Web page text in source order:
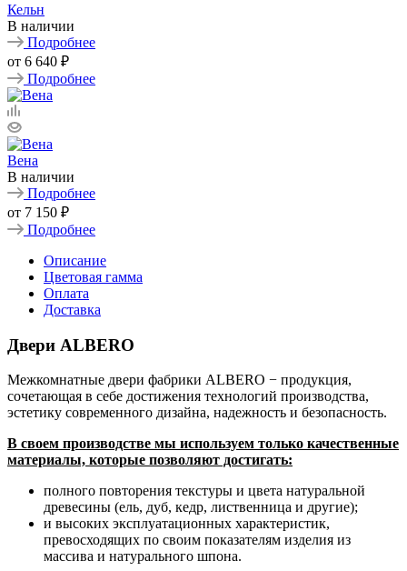
Кельн
В наличии
Подробнее
от 6 640 ₽
Подробнее
Вена
В наличии
Подробнее
от 7 150 ₽
Подробнее
Описание
Цветовая гамма
Оплата
Доставка
Двери ALBERO
Межкомнатные двери фабрики ALBERO − продукция,
сочетающая в себе достижения технологий производства,
эстетику современного дизайна, надежность и безопасность.
В своем производстве мы используем только качественные
материалы, которые позволяют достигать:
полного повторения текстуры и цвета натуральной
древесины (ель, дуб, кедр, лиственница и другие);
и высоких эксплуатационных характеристик,
превосходящих по своим показателям изделия из
массива и натурального шпона.